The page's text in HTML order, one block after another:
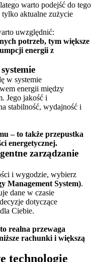
warto podejść do tego
aktualne zużycie
uwzględnić:
potrzeb, tym większe
energii z
w systemie
energii między
Jego jakość i
stabilność, wydajność i
– to także przepustka
energetycznej.
zarządzanie
i wygodzie, wybierz
Management System).
dane w czasie
dotyczące
Ciebie.
realna przewaga
rachunki i większą
technologie